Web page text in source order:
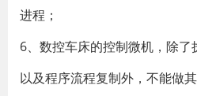
进程；
6、数控车床的控制微机，除
以及程序流程复制外，不能做